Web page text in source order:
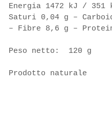
Energia 1472 kJ /
Saturi 0,04 g –
– Fibre 8,6 g –
Peso netto:  120 g
Prodotto naturale